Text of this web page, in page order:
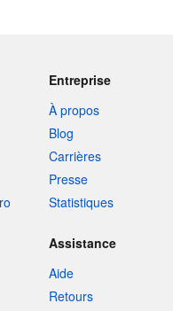
Entreprise
À propos
Blog
Carrières
Presse
Statistiques
Assistance
Aide
Retours